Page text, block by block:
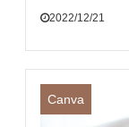
2022/12/21
Canva